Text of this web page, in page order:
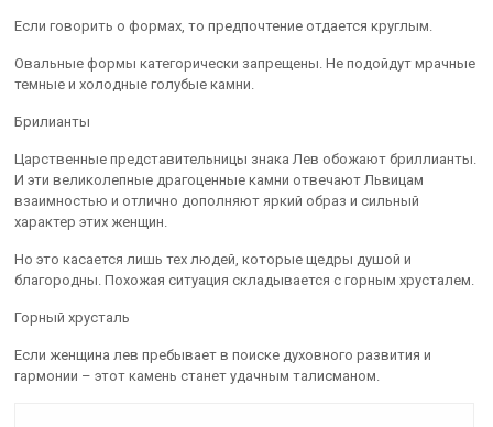
Если говорить о формах, то предпочтение отдается круглым.
Овальные формы категорически запрещены. Не подойдут мрачные
темные и холодные голубые камни.
Брилианты
Царственные представительницы знака Лев обожают бриллианты.
И эти великолепные драгоценные камни отвечают Львицам
взаимностью и отлично дополняют яркий образ и сильный
характер этих женщин.
Но это касается лишь тех людей, которые щедры душой и
благородны. Похожая ситуация складывается с горным хрусталем.
Горный хрусталь
Если женщина лев пребывает в поиске духовного развития и
гармонии – этот камень станет удачным талисманом.